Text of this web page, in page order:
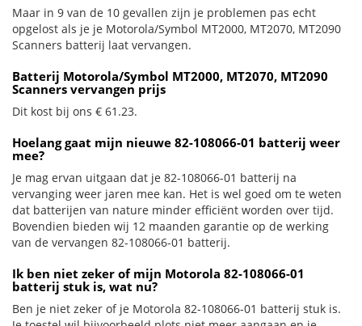
Maar in 9 van de 10 gevallen zijn je problemen pas echt
opgelost als je je Motorola/Symbol MT2000, MT2070, MT2090
Scanners batterij laat vervangen.
Batterij Motorola/Symbol MT2000, MT2070, MT2090
Scanners vervangen prijs
Dit kost bij ons € 61.23.
Hoelang gaat mijn nieuwe 82-108066-01 batterij weer
mee?
Je mag ervan uitgaan dat je 82-108066-01 batterij na
vervanging weer jaren mee kan. Het is wel goed om te weten
dat batterijen van nature minder efficiënt worden over tijd.
Bovendien bieden wij 12 maanden garantie op de werking
van de vervangen 82-108066-01 batterij.
Ik ben niet zeker of mijn Motorola 82-108066-01
batterij stuk is, wat nu?
Ben je niet zeker of je Motorola 82-108066-01 batterij stuk is.